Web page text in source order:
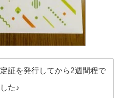
証を発行してから2週間程で
た♪